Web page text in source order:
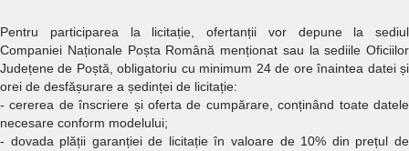
Pentru participarea la licitație, ofertanții vor depune la sediul
Companiei Naționale Poșta Română menționat sau la sediile Oficiilor
Județene de Poștă, obligatoriu cu minimum 24 de ore înaintea datei și
orei de desfășurare a ședinței de licitație:
- cererea de înscriere și oferta de cumpărare, conținând toate datele
necesare conform modelului;
- dovada plății garanției de licitație în valoare de 10% din prețul de